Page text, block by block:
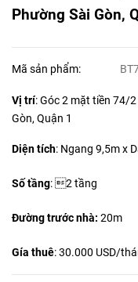
Phường Sài Gòn,
Mã sản phẩm:
Vị trí: Góc 2 mặt tiền 74/
Gòn, Quận 1
Diện tích: Ngang 9,5m x
Số tầng: 2 tầng
Đường trước nhà: 20m
Gía thuê: 30.000 USD/